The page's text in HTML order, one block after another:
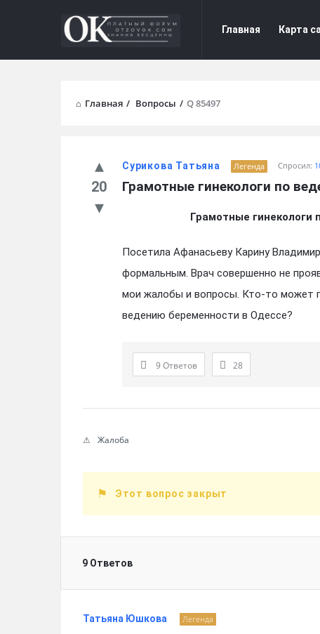
Форум
Отзывы
Отзывы
Navigation
Главная Карта
Главная / Вопросы / Q 85497
Сурикова Татьяна Легенда Спросил:
Грамотные гинекологи по
20
Грамотные
Посетила Афанасьеву Карину
формальным. Врач совершенно не
мои жалобы и вопросы. Кто-то может
ведению беременности в Одессе?
9 Ответов 28
Жалоба
Этот вопрос закрыт
9 Ответов
Татьяна Юшкова Легенда